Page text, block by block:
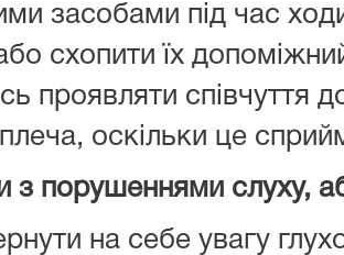
засобами під час
схопити їх
проявляти співчуття
оскільки це
з порушеннями слуху,
на себе увагу